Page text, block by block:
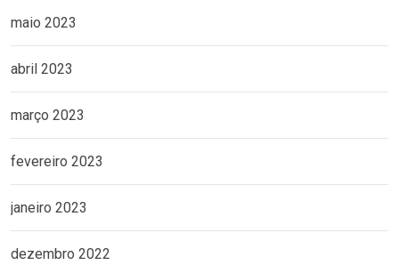
maio 2023
abril 2023
março 2023
fevereiro 2023
janeiro 2023
dezembro 2022